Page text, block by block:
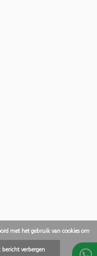
met het gebruik van cookies om
bericht verbergen